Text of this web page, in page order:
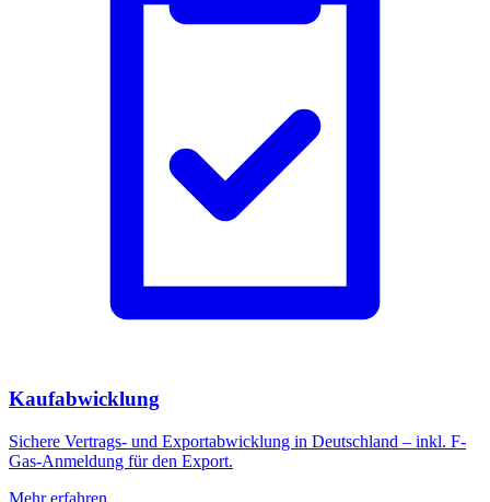
Kaufabwicklung
Sichere Vertrags- und Exportabwicklung in Deutschland – inkl. F-
Gas-Anmeldung für den Export.
Mehr erfahren